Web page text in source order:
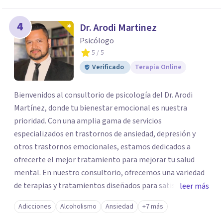
4 Dr. Arodi Martinez
Psicólogo
5 / 5
Verificado
Terapia Online
Bienvenidos al consultorio de psicología del Dr. Arodi
Martínez, donde tu bienestar emocional es nuestra
prioridad. Con una amplia gama de servicios
especializados en trastornos de ansiedad, depresión y
otros trastornos emocionales, estamos dedicados a
ofrecerte el mejor tratamiento para mejorar tu salud
mental. En nuestro consultorio, ofrecemos una variedad
de terapias y tratamientos diseñados para satisfacer tus
necesidades específicas: Terapia para Trastornos de
Ansiedad y Depresión: Somos expertos en el tratamiento
leer más
Adicciones Alcoholismo Ansiedad +7 más